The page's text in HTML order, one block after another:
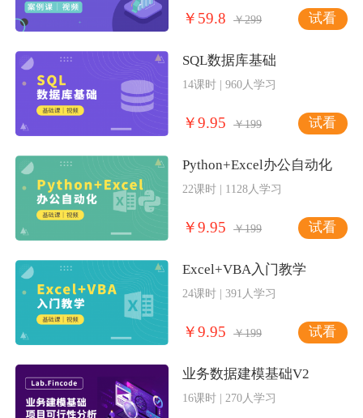
￥59.8 ￥299 试看
SQL数据库基础
14课时 | 960人学习
￥9.95 ￥199 试看
Python+Excel办公自动化
22课时 | 1128人学习
￥9.95 ￥199 试看
Excel+VBA入门教学
24课时 | 391人学习
￥9.95 ￥199 试看
业务数据建模基础V2
16课时 | 270人学习